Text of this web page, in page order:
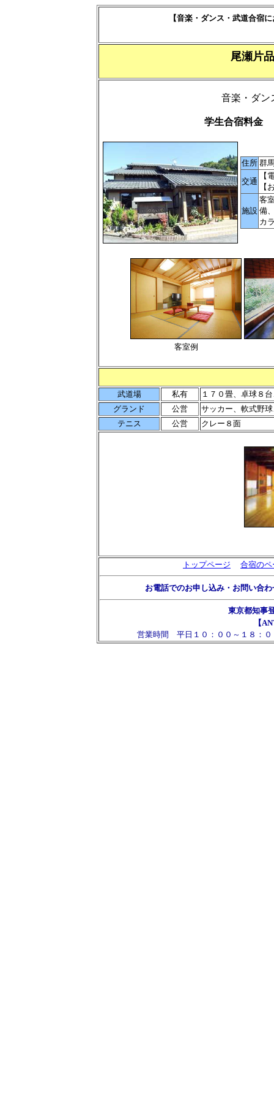
【音楽・ダンス・武道合
尾瀬片
音楽・ダン
学生合宿料金
住所 群
交通
【
【
施設
客
備
カ
客室例
武道場 私有
１７０畳、卓球８
グランド
公営
サッカー、軟式野
テニス
公営 クレー８面
トップページ 合宿のペ
お電話でのお申し込み・お問い合わ
東京都知事
【
営業時間 平日１０：００～１８：